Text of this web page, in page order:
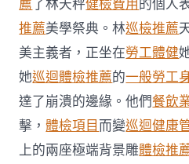
薦了林天秤健檢費用的個人
推薦美學祭典。林巡檢推薦
美主義者，正坐在勞工體健
她巡迴體檢推薦的一般勞工
達了崩潰的邊緣。他們餐飲
擊，體檢項目 而變巡迴健康
上的兩座極端背景雕體檢推